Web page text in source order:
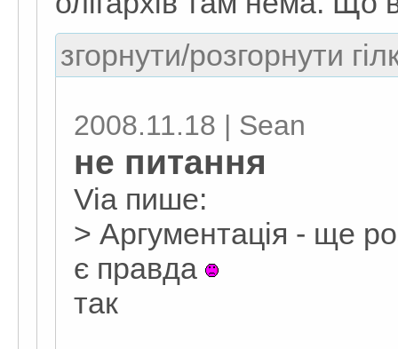
згорнути/розгорнути
2008.11.18 | Sean
не питання
Via пише:
> Аргументація - ще
є правда
так